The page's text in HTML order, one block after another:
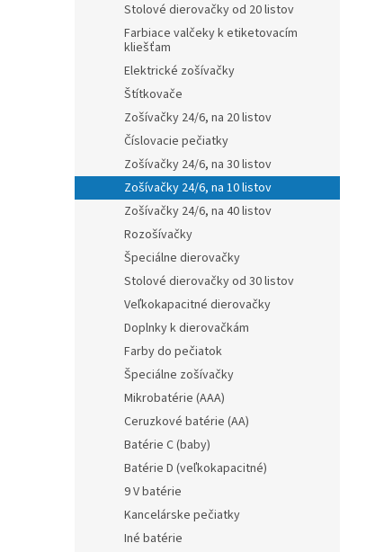
Stolové dierovačky od 20 listov
Farbiace valčeky k etiketovacím
kliešťam
Elektrické zošívačky
Štítkovače
Zošívačky 24/6, na 20 listov
Číslovacie pečiatky
Zošívačky 24/6, na 30 listov
Zošívačky 24/6, na 10 listov
Zošívačky 24/6, na 40 listov
Rozošívačky
Špeciálne dierovačky
Stolové dierovačky od 30 listov
Veľkokapacitné dierovačky
Doplnky k dierovačkám
Farby do pečiatok
Špeciálne zošívačky
Mikrobatérie (AAA)
Ceruzkové batérie (AA)
Batérie C (baby)
Batérie D (veľkokapacitné)
9 V batérie
Kancelárske pečiatky
Iné batérie